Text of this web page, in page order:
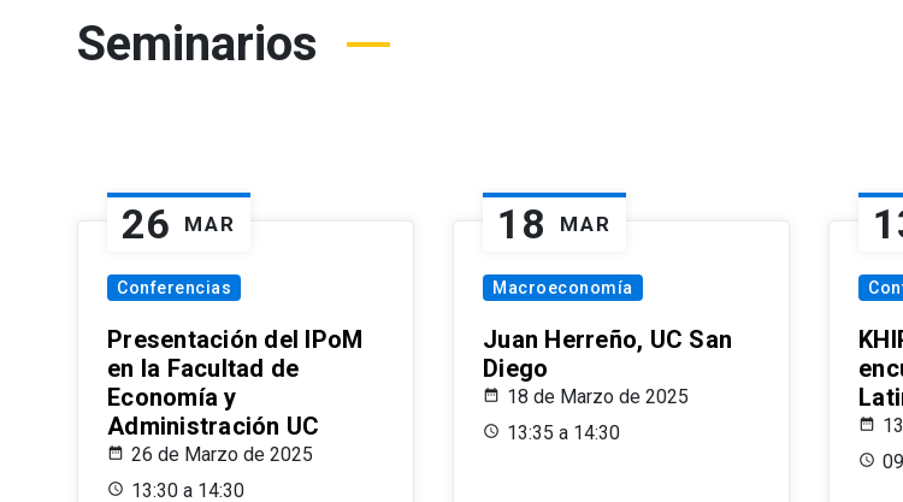
Seminarios
26 MAR
Conferencias
Presentación del IPoM
en la Facultad de
Economía y
Administración UC
26 de Marzo de 2025
13:30 a 14:30
18 MAR
Macroeconomía
Juan Herreño, UC San
Diego
18 de Marzo de 2025
13:35 a 14:30